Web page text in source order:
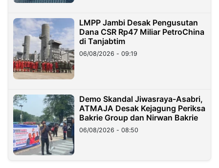
LMPP Jambi Desak Pengusutan
Dana CSR Rp47 Miliar PetroChina
di Tanjabtim
06/08/2026 - 09:19
Demo Skandal Jiwasraya-Asabri,
ATMAJA Desak Kejagung Periksa
Bakrie Group dan Nirwan Bakrie
06/08/2026 - 08:50